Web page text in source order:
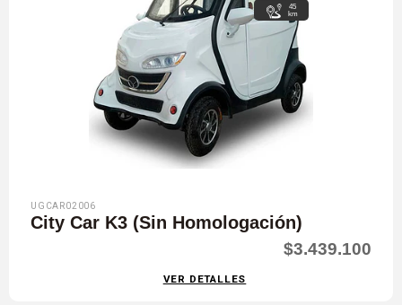
45
km
UGCAR02006
City Car K3 (Sin Homologación)
$3.439.100
VER DETALLES